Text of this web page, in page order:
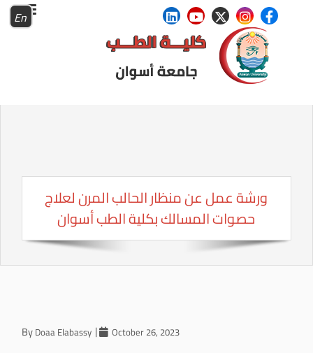
En
ورشة عمل عن منظار الحالب المرن لعلاج
حصوات المسالك بكلية الطب أسوان
ByDoaa Elabassy October 26, 2023